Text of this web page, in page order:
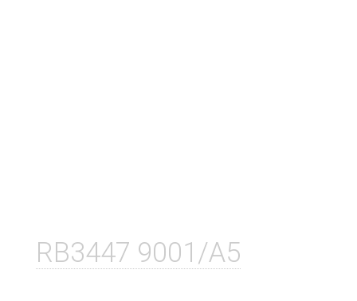
RB3447 9001/A5